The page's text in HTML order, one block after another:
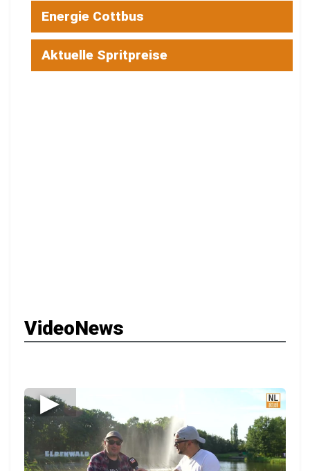
Energie Cottbus
Aktuelle Spritpreise
VideoNews
▶